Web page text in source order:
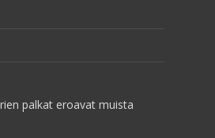
palkat eroavat muista